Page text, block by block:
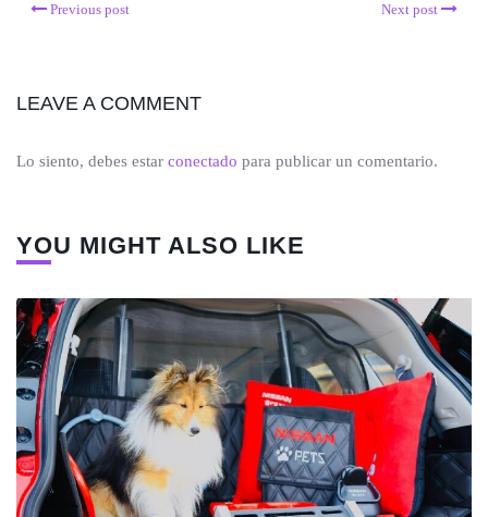
Previous post Next post
LEAVE A COMMENT
Lo siento, debes estar conectado para publicar un comentario.
YOU MIGHT ALSO LIKE